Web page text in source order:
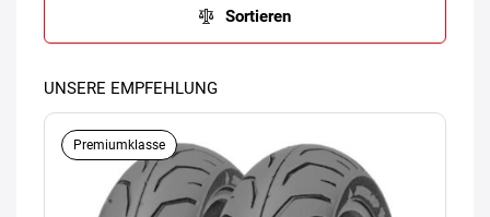
Sortieren
UNSERE EMPFEHLUNG
Premiumklasse